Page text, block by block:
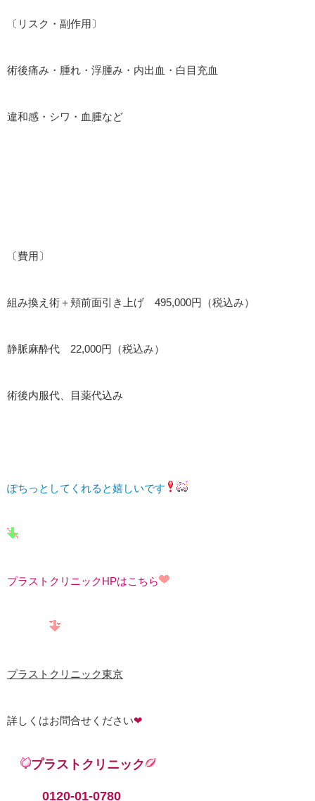
〔リスク・副作用〕
術後痛み・腫れ・浮腫み・内出血・白目充血
違和感・シワ・血腫など
〔費用〕
組み換え術＋頬前面引き上げ 495,000円（税込み）
静脈麻酔代 22,000円（税込み）
術後内服代、目薬代込み
ぽちっとしてくれると嬉しいです
プラストクリニックHPはこちら
プラストクリニック東京
詳しくはお問合せください❤
プラストクリニック
0120-01-0780